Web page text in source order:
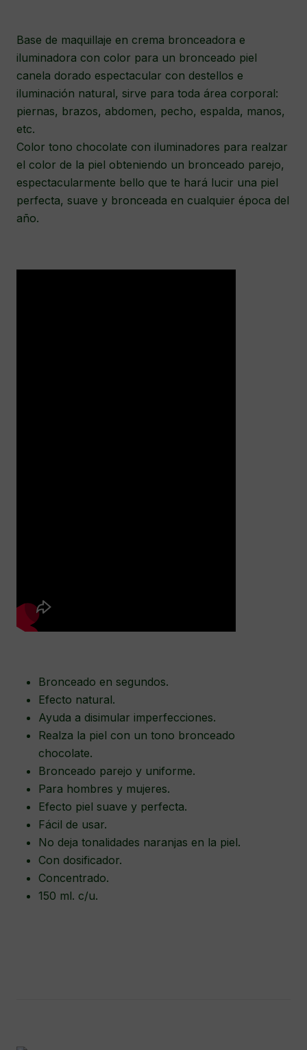
Base de maquillaje en crema bronceadora e
iluminadora con color para un bronceado piel
canela dorado espectacular con destellos e
iluminación natural, sirve para toda área corporal:
piernas, brazos, abdomen, pecho, espalda, manos,
etc.
Color tono chocolate con iluminadores para realzar
el color de la piel obteniendo un bronceado parejo,
espectacularmente bello que te hará lucir una piel
perfecta, suave y bronceada en cualquier época del
año.
Bronceado en segundos.
Efecto natural.
Ayuda a disimular imperfecciones.
Realza la piel con un tono bronceado
chocolate.
Bronceado parejo y uniforme.
Para hombres y mujeres.
Efecto piel suave y perfecta.
Fácil de usar.
No deja tonalidades naranjas en la piel.
Con dosificador.
Concentrado.
150 ml. c/u.